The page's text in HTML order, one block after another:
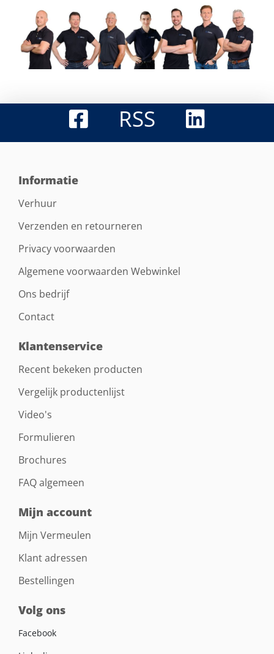
RSS
Informatie
Verhuur
Verzenden en retourneren
Privacy voorwaarden
Algemene voorwaarden Webwinkel
Ons bedrijf
Contact
Klantenservice
Recent bekeken producten
Vergelijk productenlijst
Video's
Formulieren
Brochures
FAQ algemeen
Mijn account
Mijn Vermeulen
Klant adressen
Bestellingen
Volg ons
Facebook